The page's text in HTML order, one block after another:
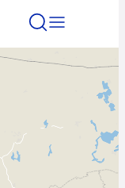
Znajdź